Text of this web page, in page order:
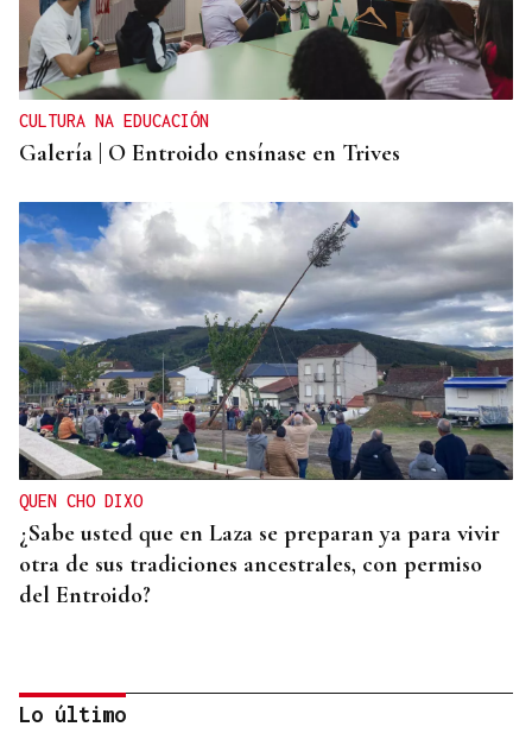
CULTURA NA EDUCACIÓN
Galería | O Entroido ensínase en Trives
QUEN CHO DIXO
¿Sabe usted que en Laza se preparan ya para vivir
otra de sus tradiciones ancestrales, con permiso
del Entroido?
Lo último